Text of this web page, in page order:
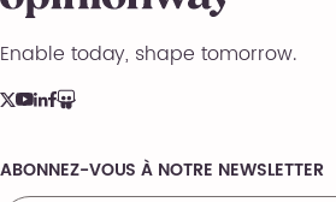
Enable today, shape tomorrow.
Comments
ABONNEZ-VOUS À NOTRE NEWSLETTER